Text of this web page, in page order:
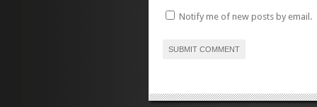
Notify me of new posts by email.